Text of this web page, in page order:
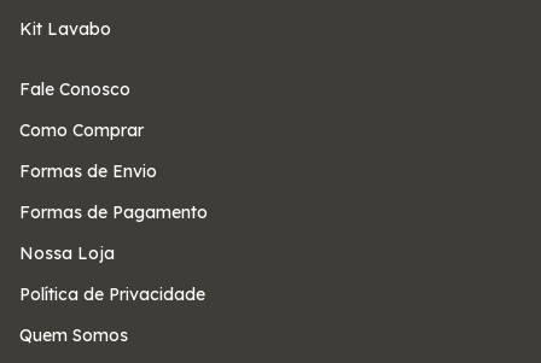
Kit Lavabo
Fale Conosco
Como Comprar
Formas de Envio
Formas de Pagamento
Nossa Loja
Política de Privacidade
Quem Somos